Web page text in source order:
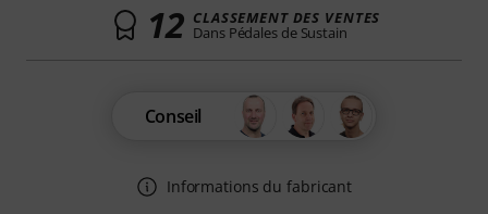
12 CLASSEMENT DES VENTES
Dans Pédales de Sustain
Conseil
Informations du fabricant